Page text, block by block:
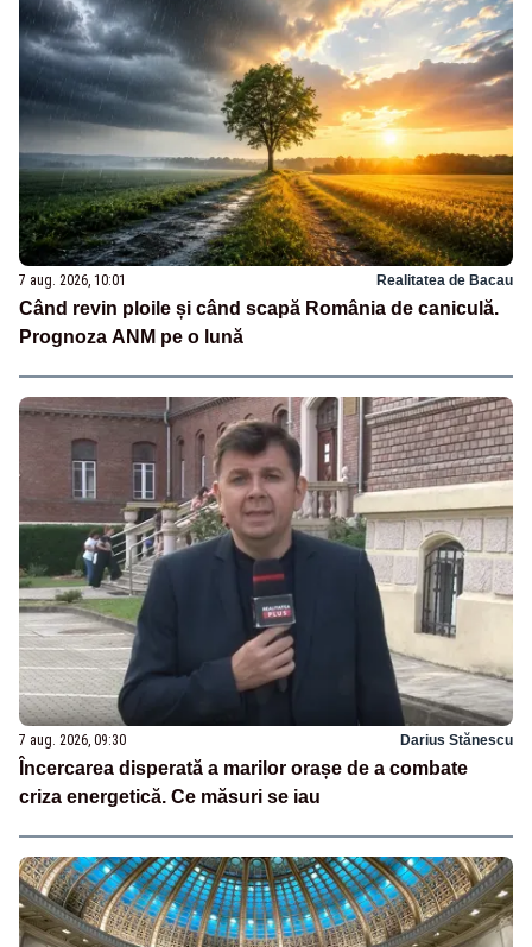
7 aug. 2026, 10:01 Realitatea de Bacau
Când revin ploile și când scapă România de caniculă.
Prognoza ANM pe o lună
7 aug. 2026, 09:30 Darius Stănescu
Încercarea disperată a marilor orașe de a combate
criza energetică. Ce măsuri se iau